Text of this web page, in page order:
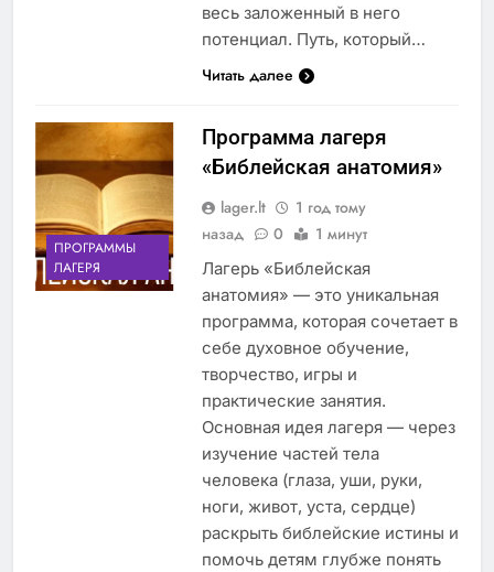
весь заложенный в него
потенциал. Путь, который…
Читать далее
ПРОГРАММЫ
ЛАГЕРЯ
Программа лагеря
«Библейская анатомия»
lager.lt
1 год тому
назад
0 1 минут
Лагерь «Библейская
анатомия» — это уникальная
программа, которая сочетает в
себе духовное обучение,
творчество, игры и
практические занятия.
Основная идея лагеря — через
изучение частей тела
человека (глаза, уши, руки,
ноги, живот, уста, сердце)
раскрыть библейские истины и
помочь детям глубже понять